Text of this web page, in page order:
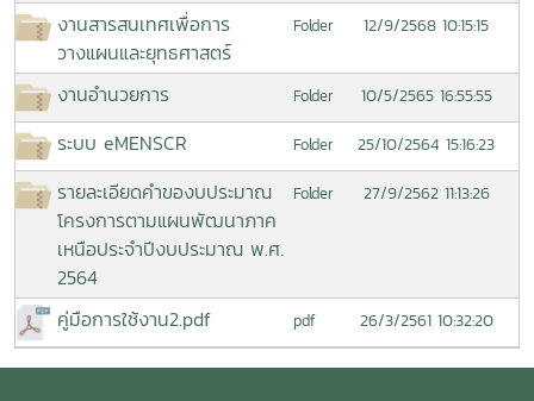
งานสารสนเทศเพื่อการ
วางแผนและยุทธศาสตร์
Folder 12/9/2568 10:15:15
งานอำนวยการ Folder 10/5/2565 16:55:55
ระบบ eMENSCR Folder 25/10/2564 15:16:23
รายละเอียดคำของบประมาณ
โครงการตามแผนพัฒนาภาค
เหนือประจำปีงบประมาณ พ.ศ.
2564
Folder 27/9/2562 11:13:26
คู่มือการใช้งาน2.pdf pdf 26/3/2561 10:32:20